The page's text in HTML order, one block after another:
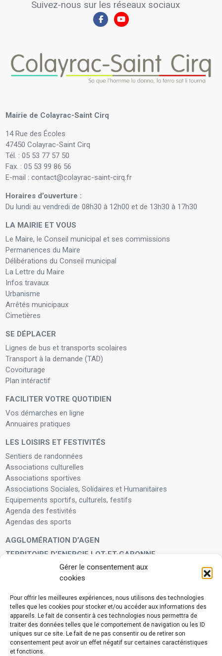
Gérer le consentement aux
cookies
Pour offrir les meilleures expériences, nous utilisons des technologies
telles que les cookies pour stocker et/ou accéder aux informations des
appareils. Le fait de consentir à ces technologies nous permettra de
traiter des données telles que le comportement de navigation ou les ID
uniques sur ce site. Le fait de ne pas consentir ou de retirer son
consentement peut avoir un effet négatif sur certaines caractéristiques
et fonctions.
Suivez-nous sur les réseaux sociaux
Mairie de Colayrac-Saint Cirq
14 Rue des Écoles
47450 Colayrac-Saint Cirq
Tél. : 05 53 77 57 50
Fax. : 05 53 99 86 56
E-mail : contact@colayrac-saint-cirq.fr
Horaires d’ouverture :
Du lundi au vendredi de 08h30 à 12h00 et de 13h30 à 17h30
LA MAIRIE ET VOUS
Le Maire, le Conseil municipal et ses commissions
Permanences du Maire
Délibérations du Conseil municipal
La Lettre du Maire
Infos travaux
Urbanisme
Arrêtés municipaux
Cimetières
SE DÉPLACER
Lignes de bus et transports scolaires
Transport à la demande (TAD)
Covoiturage
Plan intéractif
FACILITER VOTRE QUOTIDIEN
Vos démarches en ligne
Annuaires pratiques
LES LOISIRS ET FESTIVITÉS
Sentiers de randonnées
Associations culturelles
Associations sportives
Associations Sociales, Solidaires et Humanitaires
Equipements sportifs, culturels, festifs
Agenda des festivités
Agendas des sports
AGGLOMÉRATION D’AGEN
TERRITOIRE D’ENERGIE LOT-ET-GARONNE
Enfants et adolescents
VIVRE À VOS CÔTÉS
Service municipal d’aide administrative
Aide à la personne en difficulté
Télé-alerte